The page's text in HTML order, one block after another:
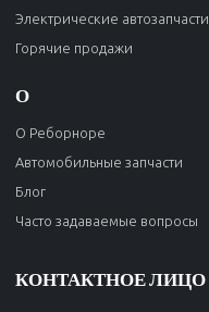
Электрические автозапчасти
Горячие продажи
О
О Реборноре
Автомобильные запчасти
Блог
Часто задаваемые вопросы
КОНТАКТНОЕ ЛИЦО